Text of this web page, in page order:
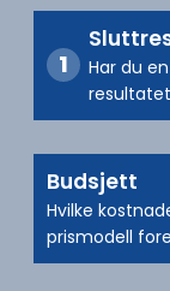
Har du
Budsjett
Hvilke
prismodell